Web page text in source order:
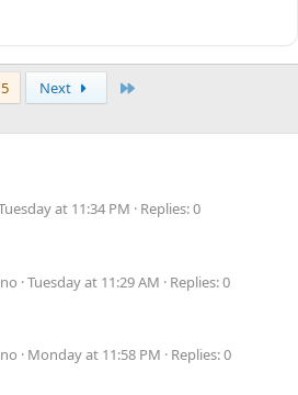
Next
at 11:34 PM
Replies: 0
Tuesday at 11:29 AM
Replies: 0
Monday at 11:58 PM
Replies: 0